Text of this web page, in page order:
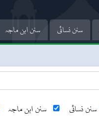
سنن نسائی سنن ابن ماجہ
سنن نسائی سنن ابن ماجہ